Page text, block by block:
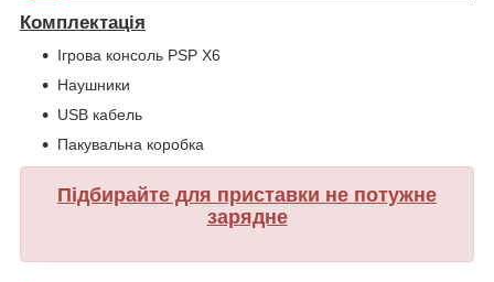
Комплектація
Ігрова консоль PSP X6
Наушники
USB кабель
Пакувальна коробка
Підбирайте для приставки не потужне
зарядне